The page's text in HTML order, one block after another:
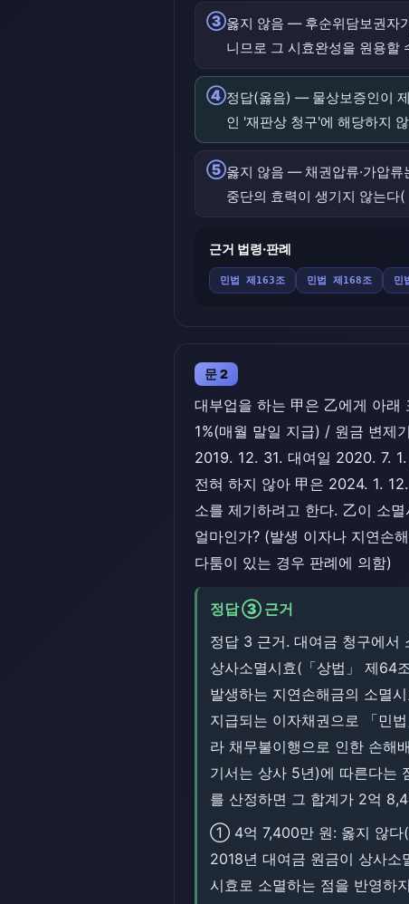
③옳지 않음 — 후순위담보권자
니므로 그 시효완성을 원용할
④정답(옳음) — 물상보증인이
인 '재판상 청구'에 해당하지
⑤옳지 않음 — 채권압류·가압
중단의 효력이 생기지 않는다
근거 법령·판례
민법 제163조 민법 제168조 민
문 2
대부업을 하는 甲은 乙에게 아
1%(매월 말일 지급) / 원금 변제
2019. 12. 31. 대여일 2020. 7.
전혀 하지 않아 甲은 2024. 1.
소를 제기하려고 한다. 乙이 소
얼마인가? (발생 이자나 지연손
다툼이 있는 경우 판례에 의함)
정답 ③ 근거
정답 3 근거. 대여금 청구에
상사소멸시효(「상법」 제
발생하는 지연손해금의 소멸
지급되는 이자채권으로 「민
라 채무불이행으로 인한 손해
기서는 상사 5년)에 따른다는
를 산정하면 그 합계가 2억
① 4억 7,400만 원: 옳지 않다
2018년 대여금 원금이 상사
시효로 소멸하는 점을 반영하